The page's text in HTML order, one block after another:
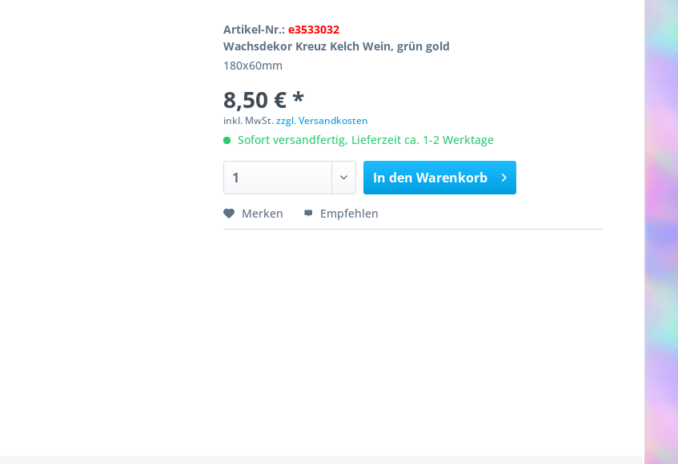
Artikel-Nr.: e3533032
Wachsdekor Kreuz Kelch Wein, grün gold
180x60mm
8,50 € *
inkl. MwSt.zzgl. Versandkosten
Sofort versandfertig, Lieferzeit ca. 1-2 Werktage
In den Warenkorb
Merken Empfehlen